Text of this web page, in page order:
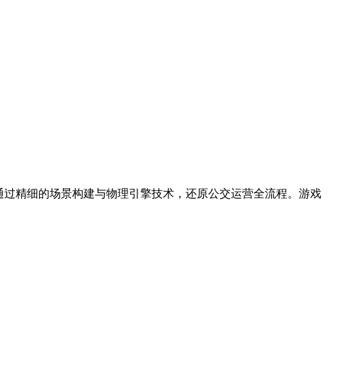
精细的场景构建与物理引擎技术，还原公交运营全流程。游戏